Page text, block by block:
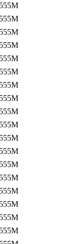
555M
555M
555M
555M
555M
555M
555M
555M
555M
555M
555M
555M
555M
555M
555M
555M
555M
555M